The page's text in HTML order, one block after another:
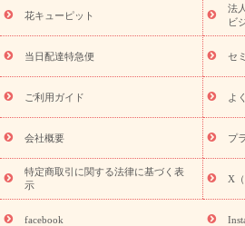
特集
お盆 花（新盆・初盆） 季節
盆・初盆）
お盆 花（新盆・初盆）
フト
お盆・お供え プリザーブドフラ
レゼント特集
夏の花贈り・お中元・
敬老の日におくる花ギフト・プレゼ
花ギフト・プレゼント特集
敬老の日
老の日 花鉢植えのギフト・プレゼント
フト・プレゼント特集
敬老の日の花
ペーン
映画『ウォーターガーディアン
「きょう誕生日なんです」キャンペー
誕生日フラワーギフト 誕生日フラワ
花キューピット
法
ビ
当日配達特急便 セ
ご利用ガイド よ
会社概要 プ
特定商取引に関する法律に基づく表
示
X（
facebook